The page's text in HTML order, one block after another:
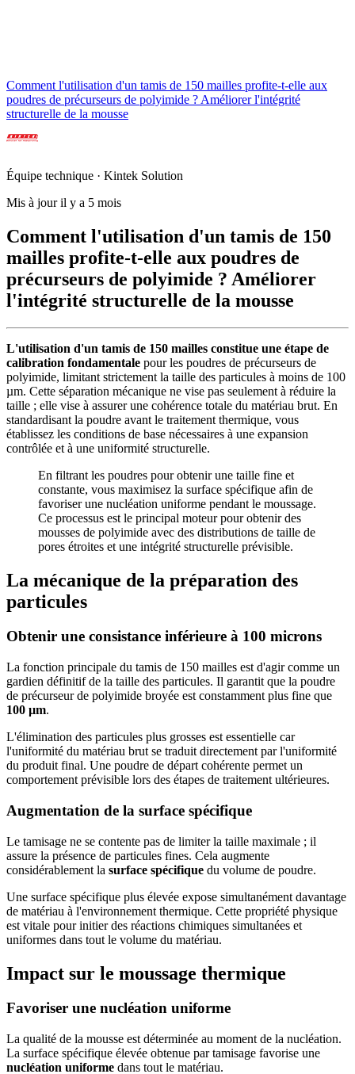
Comment l'utilisation d'un tamis de 150 mailles profite-t-elle aux
poudres de précurseurs de polyimide ? Améliorer l'intégrité
structurelle de la mousse
Équipe technique · Kintek Solution
Mis à jour il y a 5 mois
Comment l'utilisation d'un tamis de 150
mailles profite-t-elle aux poudres de
précurseurs de polyimide ? Améliorer
l'intégrité structurelle de la mousse
L'utilisation d'un tamis de 150 mailles constitue une étape de
calibration fondamentale pour les poudres de précurseurs de
polyimide, limitant strictement la taille des particules à moins de 100
µm. Cette séparation mécanique ne vise pas seulement à réduire la
taille ; elle vise à assurer une cohérence totale du matériau brut. En
standardisant la poudre avant le traitement thermique, vous
établissez les conditions de base nécessaires à une expansion
contrôlée et à une uniformité structurelle.
En filtrant les poudres pour obtenir une taille fine et
constante, vous maximisez la surface spécifique afin de
favoriser une nucléation uniforme pendant le moussage.
Ce processus est le principal moteur pour obtenir des
mousses de polyimide avec des distributions de taille de
pores étroites et une intégrité structurelle prévisible.
La mécanique de la préparation des
particules
Obtenir une consistance inférieure à 100 microns
La fonction principale du tamis de 150 mailles est d'agir comme un
gardien définitif de la taille des particules. Il garantit que la poudre
de précurseur de polyimide broyée est constamment plus fine que
100 µm.
L'élimination des particules plus grosses est essentielle car
l'uniformité du matériau brut se traduit directement par l'uniformité
du produit final. Une poudre de départ cohérente permet un
comportement prévisible lors des étapes de traitement ultérieures.
Augmentation de la surface spécifique
Le tamisage ne se contente pas de limiter la taille maximale ; il
assure la présence de particules fines. Cela augmente
considérablement la surface spécifique du volume de poudre.
Une surface spécifique plus élevée expose simultanément davantage
de matériau à l'environnement thermique. Cette propriété physique
est vitale pour initier des réactions chimiques simultanées et
uniformes dans tout le volume du matériau.
Impact sur le moussage thermique
Favoriser une nucléation uniforme
La qualité de la mousse est déterminée au moment de la nucléation.
La surface spécifique élevée obtenue par tamisage favorise une
nucléation uniforme dans tout le matériau.